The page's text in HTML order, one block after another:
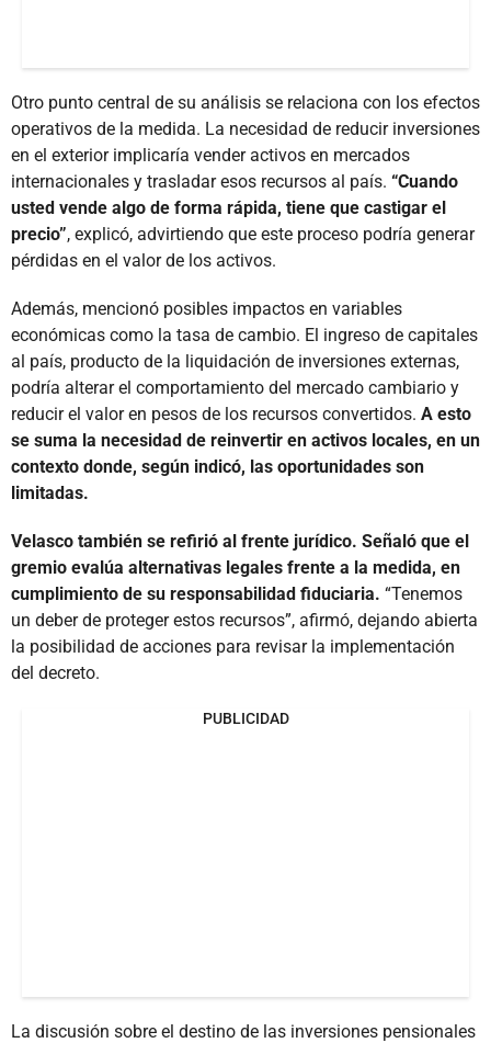
Otro punto central de su análisis se relaciona con los efectos
operativos de la medida. La necesidad de reducir inversiones
en el exterior implicaría vender activos en mercados
internacionales y trasladar esos recursos al país. “Cuando
usted vende algo de forma rápida, tiene que castigar el
precio”, explicó, advirtiendo que este proceso podría generar
pérdidas en el valor de los activos.
Además, mencionó posibles impactos en variables
económicas como la tasa de cambio. El ingreso de capitales
al país, producto de la liquidación de inversiones externas,
podría alterar el comportamiento del mercado cambiario y
reducir el valor en pesos de los recursos convertidos. A esto
se suma la necesidad de reinvertir en activos locales, en un
contexto donde, según indicó, las oportunidades son
limitadas.
Velasco también se refirió al frente jurídico. Señaló que el
gremio evalúa alternativas legales frente a la medida, en
cumplimiento de su responsabilidad fiduciaria. “Tenemos
un deber de proteger estos recursos”, afirmó, dejando abierta
la posibilidad de acciones para revisar la implementación
del decreto.
PUBLICIDAD
La discusión sobre el destino de las inversiones pensionales